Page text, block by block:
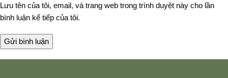
Lưu tên của tôi, email, và trang web trong trình duyệt này cho lần
bình luận kế tiếp của tôi.